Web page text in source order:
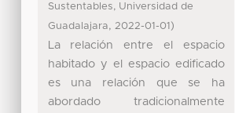
Sustentables, Universidad de
Guadalajara, 2022-01-01 )
La relación entre el espacio
habitado y el espacio edificado
es una relación que se ha
abordado tradicionalmente